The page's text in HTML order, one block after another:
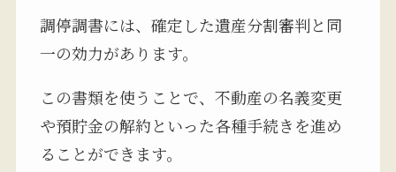
調停調書には、確定した遺産分割審判と同
一の効力があります。
この書類を使うことで、不動産の名義変更
や預貯金の解約といった各種手続きを進め
ることができます。